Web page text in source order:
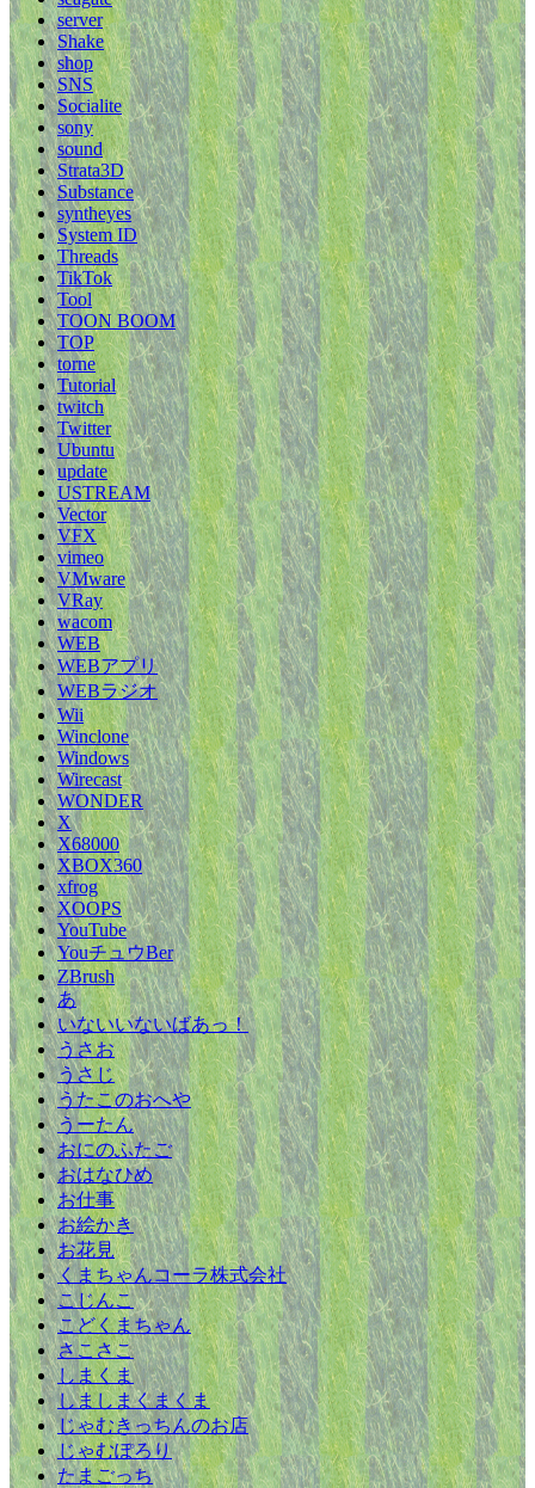
server
Shake
shop
SNS
Socialite
sony
sound
Strata3D
Substance
syntheyes
System ID
Threads
TikTok
Tool
TOON BOOM
TOP
torne
Tutorial
twitch
Twitter
Ubuntu
update
USTREAM
Vector
VFX
vimeo
VMware
VRay
wacom
WEB
WEBアプリ
WEBラジオ
Wii
Winclone
Windows
Wirecast
WONDER
X
X68000
XBOX360
xfrog
XOOPS
YouTube
YouチュウBer
ZBrush
あ
いないいないばあっ！
うさお
うさじ
うたこのおへや
うーたん
おにのふたご
おはなひめ
お仕事
お絵かき
お花見
くまちゃんコーラ株式会社
こじんこ
こどくまちゃん
さこさこ
しまくま
しましまくまくま
じゃむきっちんのお店
じゃむぽろり
たまごっち